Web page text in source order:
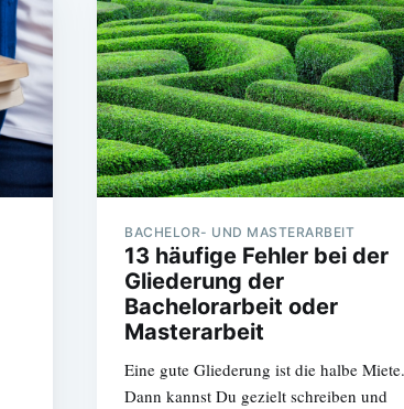
BACHELOR- UND MASTERARBEIT
13 häufige Fehler bei der
Gliederung der
Bachelorarbeit oder
Masterarbeit
Eine gute Gliederung ist die halbe Miete.
Dann kannst Du gezielt schreiben und